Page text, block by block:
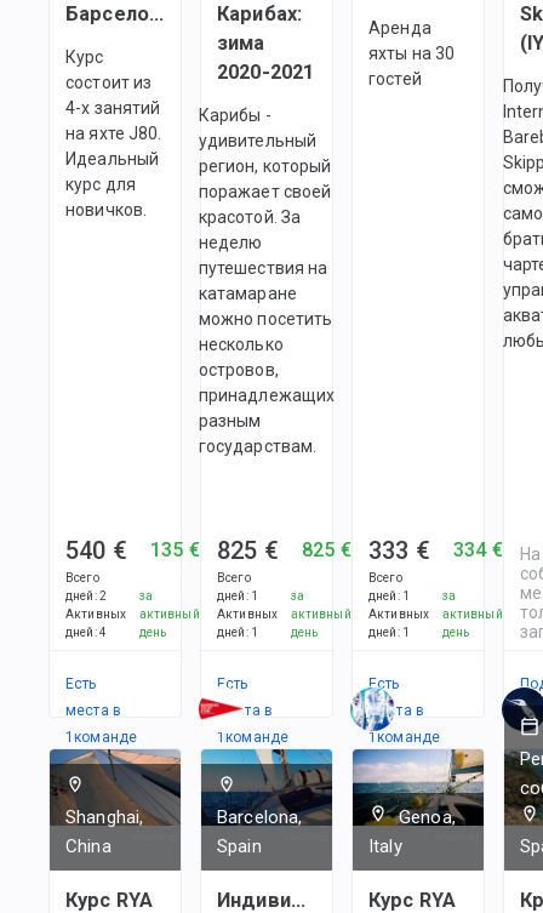
Барселоне
Курс
состоит из
4-х занятий
на яхте J80.
Идеальный
курс для
новичков.
540 €
Всего
дней:2
Активных
дней:4
135 €
за
активный
день
Есть
места в
1командe
Карибах:
зима
2020-2021
Карибы -
удивительный
регион, который
поражает своей
красотой. За
неделю
путешествия на
катамаране
можно посетить
несколько
островов,
принадлежащих
разным
государствам.
825 €
Всего
дней: 1
Активных
дней: 1
825 €
за
активный
день
Есть
места в
1командe
Аренда
яхты на 30
гостей
333 €
Всего
дней: 1
Активных
дней: 1
334 €
за
активный
день
Есть
места в
1командe
Shanghai,
China
Курс RYA
Barcelona,
Spain
Индивидуальные
Genoa,
Italy
Курс RYA